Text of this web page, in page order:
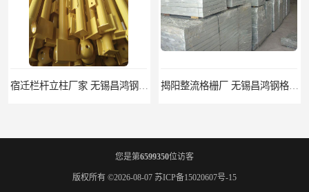
您是第6599350位访客
版权所有 ©2026-08-07 苏ICP备15020607号-15